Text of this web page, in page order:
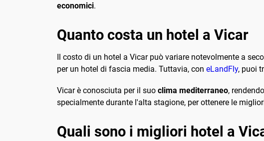
economici.
Quanto costa un hotel a Vicar
Il costo di un hotel a Vicar può variare notevolmente a
per un hotel di fascia media. Tuttavia, con eLandFly, puoi
Vicar è conosciuta per il suo clima mediterraneo,
specialmente durante l'alta stagione, per ottenere le
Quali sono i migliori hotel a